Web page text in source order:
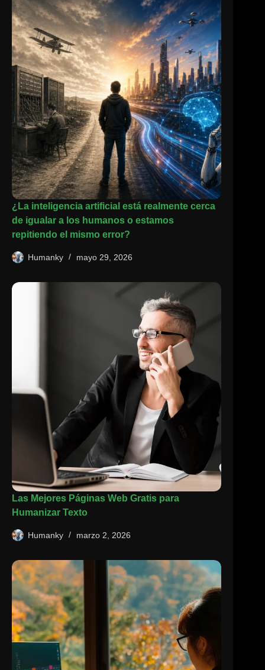
¿La inteligencia artificial está realmente cerca
de igualar a los humanos o estamos
repitiendo el mismo error?
Humanky mayo 29, 2026
Las Mejores Páginas Web Gratis para
Humanizar Texto
Humanky marzo 2, 2026